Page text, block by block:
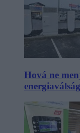
Hová ne